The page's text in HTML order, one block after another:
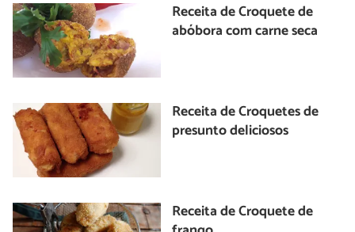
Receita de Croquete de
abóbora com carne seca
Receita de Croquetes de
presunto deliciosos
Receita de Croquete de